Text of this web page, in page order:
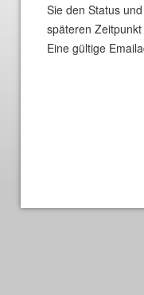
Sie den Status
späteren
Eine gültige